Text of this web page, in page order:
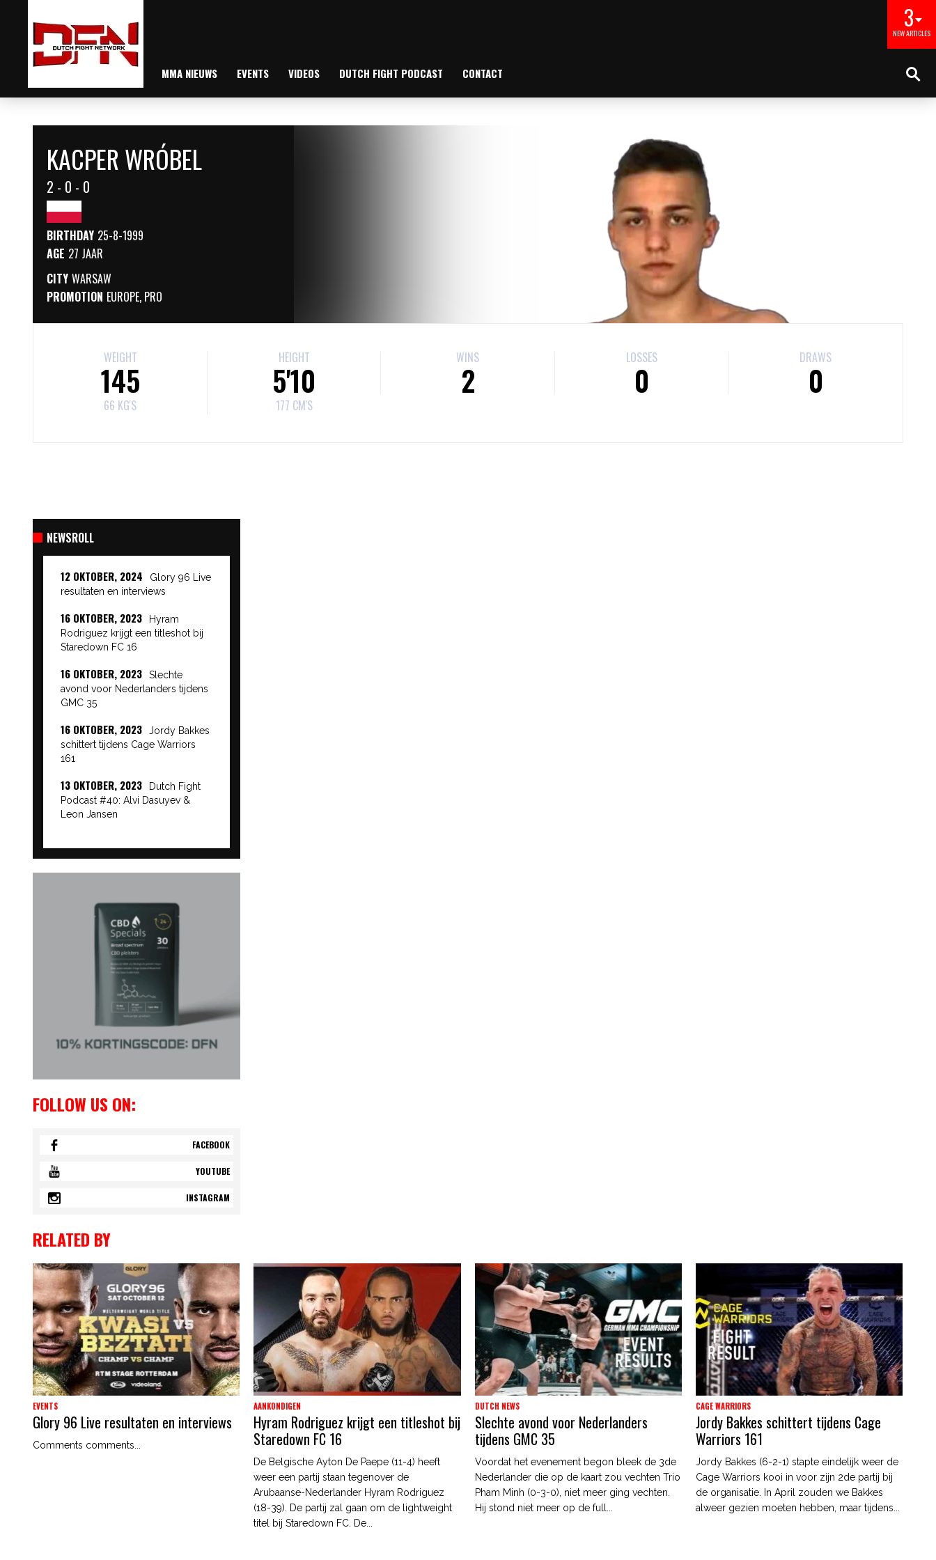
3
NEW ARTICLES
MMA NIEUWS EVENTS VIDEOS DUTCH FIGHT PODCAST CONTACT
KACPER WRÓBEL
2 - 0 - 0
BIRTHDAY 25-8-1999
AGE 27 JAAR
CITY WARSAW
PROMOTION EUROPE, PRO
WEIGHT
145
66 KG'S
HEIGHT
5'10
177 CM'S
WINS
2
LOSSES
0
DRAWS
0
NEWSROLL
12 OKTOBER, 2024
Glory 96 Live
resultaten en interviews
16 OKTOBER, 2023
Hyram
Rodriguez krijgt een titleshot bij
Staredown FC 16
16 OKTOBER, 2023
Slechte
avond voor Nederlanders tijdens
GMC 35
16 OKTOBER, 2023
Jordy Bakkes
schittert tijdens Cage Warriors
161
13 OKTOBER, 2023
Dutch Fight
Podcast #40: Alvi Dasuyev &
Leon Jansen
FOLLOW US ON:
FACEBOOK
YOUTUBE
INSTAGRAM
RELATED BY
EVENTS
Glory 96 Live resultaten en interviews
Comments comments...
AANKONDIGEN
Hyram Rodriguez krijgt een titleshot bij
Staredown FC 16
De Belgische Ayton De Paepe (11-4) heeft
weer een partij staan tegenover de
Arubaanse-Nederlander Hyram Rodriguez
(18-39). De partij zal gaan om de lightweight
titel bij Staredown FC. De...
DUTCH NEWS
Slechte avond voor Nederlanders
tijdens GMC 35
Voordat het evenement begon bleek de 3de
Nederlander die op de kaart zou vechten Trio
Pham Minh (0-3-0), niet meer ging vechten.
Hij stond niet meer op de full...
CAGE WARRIORS
Jordy Bakkes schittert tijdens Cage
Warriors 161
Jordy Bakkes (6-2-1) stapte eindelijk weer de
Cage Warriors kooi in voor zijn 2de partij bij
de organisatie. In April zouden we Bakkes
alweer gezien moeten hebben, maar tijdens...